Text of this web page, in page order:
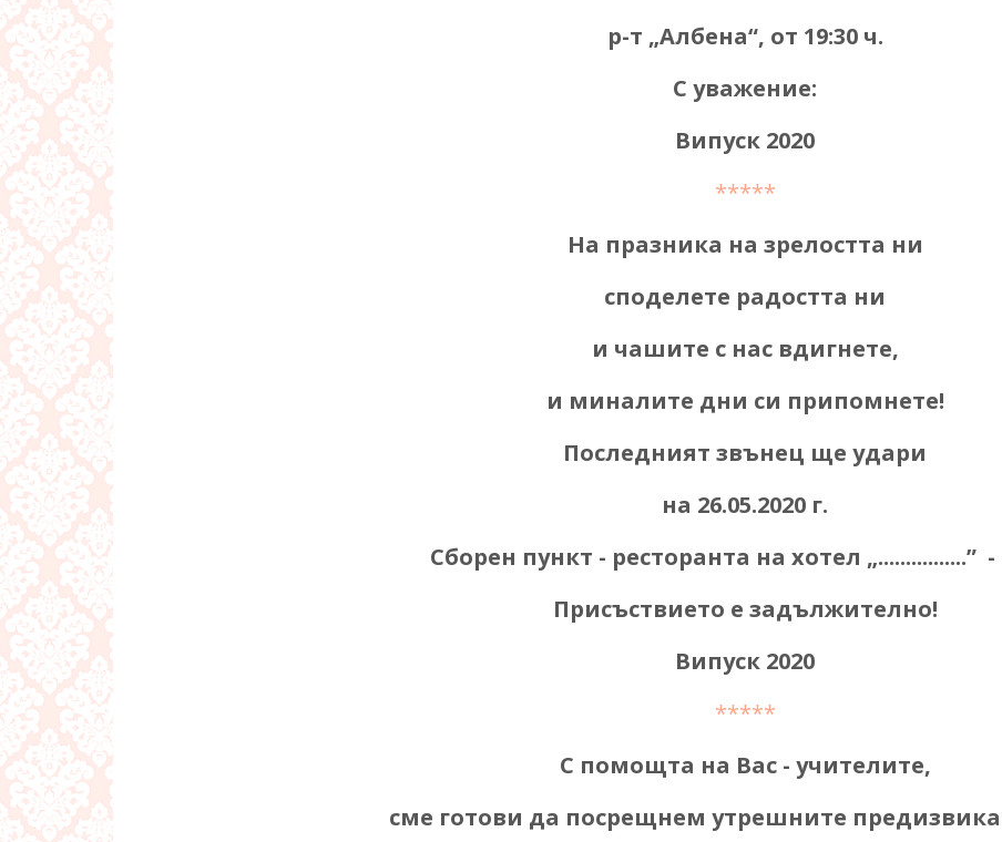
р-т „Албена“, от 19:30 ч.
С уважение:
Випуск 2020
*****
На празника на зрелостта ни
споделете радостта ни
и чашите с нас вдигнете,
и миналите дни си припомнете!
Последният звънец ще удари
на 26.05.2020 г.
Сборен пункт - ресторанта на хотел „................” -
Присъствието е задължително!
Випуск 2020
*****
С помощта на Вас - учителите,
сме готови да посрещнем утрешните